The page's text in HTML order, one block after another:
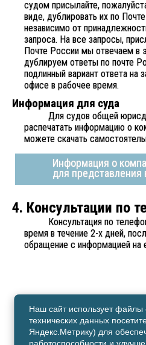
судом присылайте,
виде, дублировать их по
независимо от
запроса. На все запросы,
Почте России мы отвечаем в
дублируем ответы по почте
подлинный вариант ответа на
офисе в рабочее время.
Информация для суда
Для судов общей
распечатать информацию о
можете скачать
Информация о
для представления
4. Консультации по
Консультация по
время в течение 2-х дней,
обращение с информацией на
Copyright ©
ООО «Центр экспертиз
Наш сайт использует файлы
технических данных
Яндекс.Метрику) для